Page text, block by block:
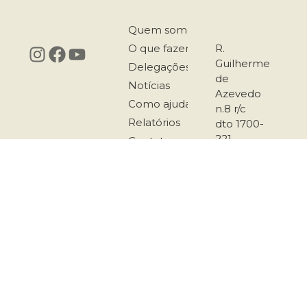
Quem somos
O que fazemos
Delegações
Notícias
Como ajudar
Relatórios
Contatos
R.
Guilherme
de
Azevedo
n.8 r/c
dto 1700-
221